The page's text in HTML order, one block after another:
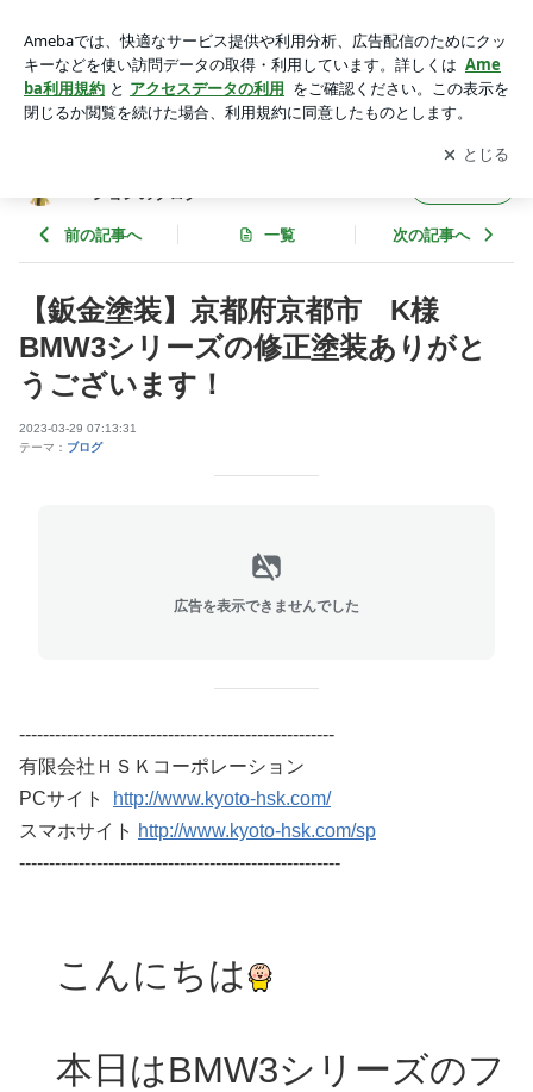
ありがとうございます！ | クルマ鍛冶のトンカチ日記 ～ＨＳＫ
コーポレーションのブログ～
アプリをダウンロードして ブログの更新通知
を受け取りまし
ょう。
開く
ーションのブログ～
前の記事へ 一覧 次の記事へ
【鈑金塗装】京都府京都市 K様
BMW3シリーズの修正塗装ありがと
うございます！
2023-03-29 07:13:31
テーマ： ブログ
広告を表示できませんでした
-----------------------------------------------------
有限会社ＨＳＫコーポレーション
PCサイト
http://www.kyoto-hsk.com/
スマホサイト http://www.kyoto-hsk.com/sp
------------------------------------------------------
こんにちは
本日はBMW3シリーズのフ